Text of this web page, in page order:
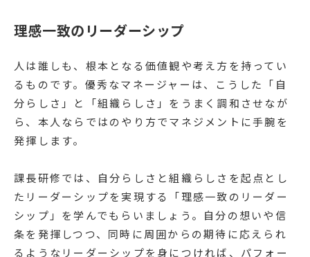
理感一致のリーダーシップ
人は誰しも、根本となる価値観や考え方を持ってい
るものです。優秀なマネージャーは、こうした「自
分らしさ」と「組織らしさ」をうまく調和させなが
ら、本人ならではのやり方でマネジメントに手腕を
発揮します。
課長研修では、自分らしさと組織らしさを起点とし
たリーダーシップを実現する「理感一致のリーダー
シップ」を学んでもらいましょう。自分の想いや信
条を発揮しつつ、同時に周囲からの期待に応えられ
るようなリーダーシップを身につければ、パフォー